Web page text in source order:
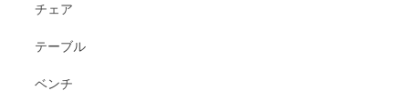
チェア
テーブル
ベンチ